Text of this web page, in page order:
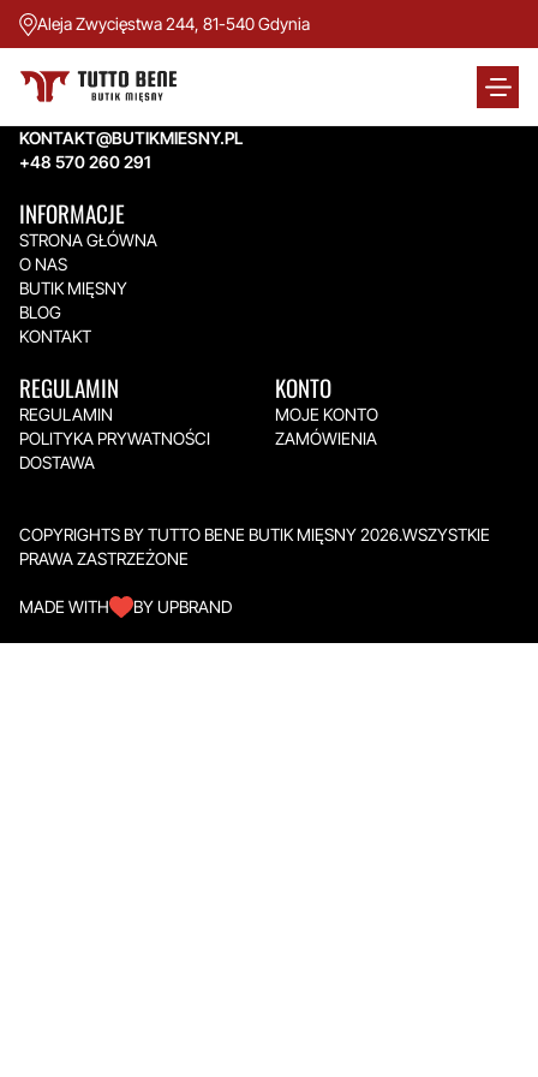
Aleja Zwycięstwa 244, 81-540 Gdynia
TUTTO BENE BUTIK MIĘSNY
Aleja Zwycięstwa 244,
KONTAKT@BUTIKMIESNY.PL
+48 570 260 291
INFORMACJE
STRONA GŁÓWNA
O NAS
BUTIK MIĘSNY
BLOG
KONTAKT
REGULAMIN
REGULAMIN
POLITYKA PRYWATNOŚCI
DOSTAWA
KONTO
MOJE KONTO
ZAMÓWIENIA
COPYRIGHTS BY TUTTO BENE BUTIK MIĘSNY 2026.WSZYSTKIE
PRAWA ZASTRZEŻONE
MADE WITH BY UPBRAND